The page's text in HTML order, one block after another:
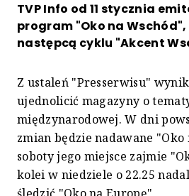
TVP Info od 11 stycznia
program "Oko na
następcą cyklu "Akcent
Z ustaleń "Presserwisu"
ujednolicić magazyny o
międzynarodowej. W dni
zmian będzie nadawane
soboty jego miejsce zajmie
kolei w niedziele o 22.25